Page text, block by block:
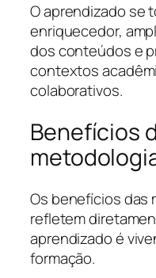
O aprendizado se
enriquecedor,
dos conteúdos e
contextos
colaborativos.
Benefícios
Os benefícios das
refletem
aprendizado é
formação.